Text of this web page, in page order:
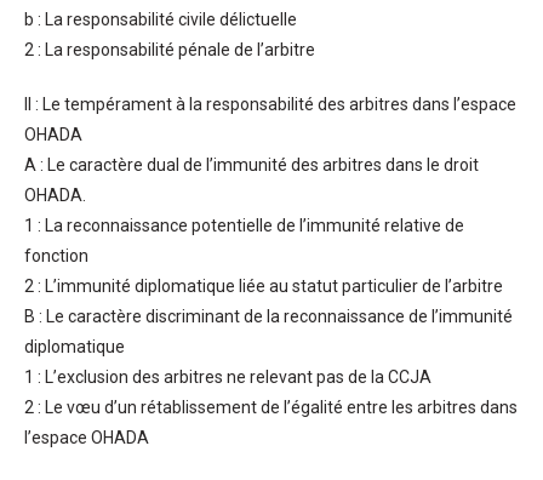
b : La responsabilité civile délictuelle
2 : La responsabilité pénale de l’arbitre
II : Le tempérament à la responsabilité des arbitres dans l’espace
OHADA
A : Le caractère dual de l’immunité des arbitres dans le droit
OHADA.
1 : La reconnaissance potentielle de l’immunité relative de
fonction
2 : L’immunité diplomatique liée au statut particulier de l’arbitre
B : Le caractère discriminant de la reconnaissance de l’immunité
diplomatique
1 : L’exclusion des arbitres ne relevant pas de la CCJA
2 : Le vœu d’un rétablissement de l’égalité entre les arbitres dans
l’espace OHADA